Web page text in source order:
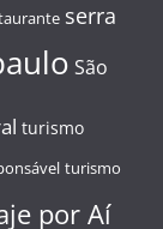
serra
São
turismo
turismo
por Aí